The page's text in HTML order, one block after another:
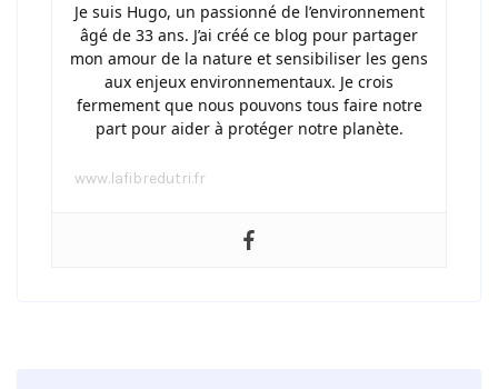
Je suis Hugo, un passionné de l’environnement
âgé de 33 ans. J’ai créé ce blog pour partager
mon amour de la nature et sensibiliser les gens
aux enjeux environnementaux. Je crois
fermement que nous pouvons tous faire notre
part pour aider à protéger notre planète.
www.lafibredutri.fr